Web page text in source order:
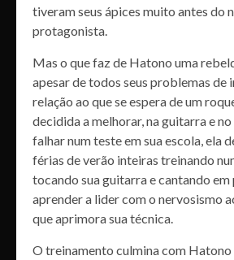
tiveram seus ápices muito antes do
protagonista.
Mas o que faz de Hatono uma
apesar de todos seus problemas de
relação ao que se espera de um
decidida a melhorar, na guitarra e
falhar num teste em sua escola, ela
férias de verão inteiras treinando
tocando sua guitarra e cantando
aprender a lider com o nervosismo
que aprimora sua técnica.
O treinamento culmina com Hatono